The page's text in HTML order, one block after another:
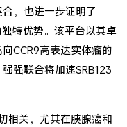
，也进一步证明了
特优势。该平台以其卓
CCR9高表达实体瘤的
强联合将加速SRB123
相关，尤其在胰腺癌和